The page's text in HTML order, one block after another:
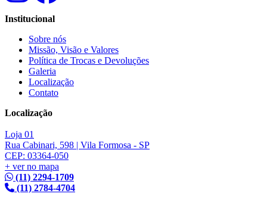
Institucional
Sobre nós
Missão, Visão e Valores
Política de Trocas e Devoluções
Galeria
Localização
Contato
Localização
Loja 01
Rua Cabinari, 598 | Vila Formosa - SP
CEP: 03364-050
+ ver no mapa
(11) 2294-1709
(11) 2784-4704